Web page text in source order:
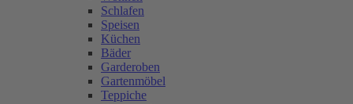
Schlafen
Speisen
Küchen
Bäder
Garderoben
Gartenmöbel
Teppiche